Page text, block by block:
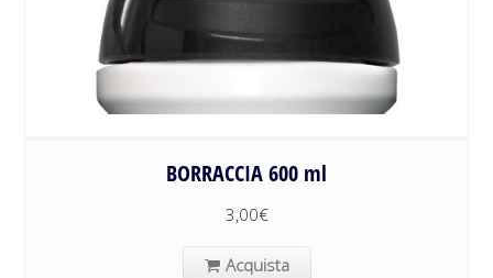
BORRACCIA 600 ml
3,00€
Acquista